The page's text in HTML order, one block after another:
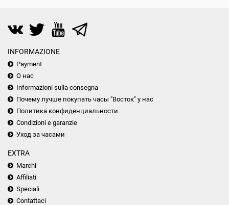
INFORMAZIONE
Payment
О нас
Informazioni sulla consegna
Почему лучше покупать часы "Восток" у нас
Политика конфиденциальности
Condizioni e garanzie
Уход за часами
EXTRA
Marchi
Affiliati
Speciali
Contattaci